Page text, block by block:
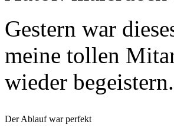
Gestern war
meine tollen
wieder
Der Ablauf war perfekt